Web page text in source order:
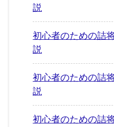
説
初心者のための
説
初心者のための
説
初心者のための